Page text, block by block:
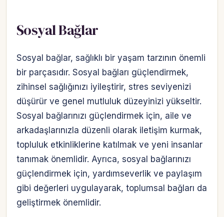
Sosyal Bağlar
Sosyal bağlar, sağlıklı bir yaşam tarzının önemli
bir parçasıdır. Sosyal bağları güçlendirmek,
zihinsel sağlığınızı iyileştirir, stres seviyenizi
düşürür ve genel mutluluk düzeyinizi yükseltir.
Sosyal bağlarınızı güçlendirmek için, aile ve
arkadaşlarınızla düzenli olarak iletişim kurmak,
topluluk etkinliklerine katılmak ve yeni insanlar
tanımak önemlidir. Ayrıca, sosyal bağlarınızı
güçlendirmek için, yardımseverlik ve paylaşım
gibi değerleri uygulayarak, toplumsal bağları da
geliştirmek önemlidir.